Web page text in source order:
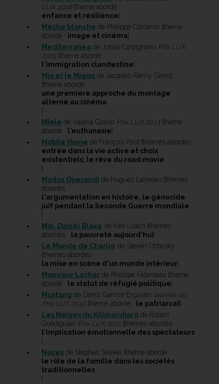
LUX 2016[thème abordé :
enfance et résilience]
Mèche blanche de Philippe Calderon [thème
abordé : image et cinéma]
Mediterranea de Jonas Carpignano Prix LUX
2015 [thème abordé :
l'immigration clandestine]
Mia et le Migou de Jacques-Rémy Girerd
[thème abordé :
une première approche du montage
alterné au cinéma
]
Miele de Valeria Golino Prix LUX 2013[thème
abordé : l'euthanasie]
Mobile Home de François Pirot [thèmes abordés :
entrée dans la vie active et choix
existentiels; le rêve du road movie
]
Modus Operandi de Hugues Lanneau [thèmes
abordés :
l'argumentation en histoire, le génocide
juif pendant la Seconde Guerre mondiale
]
Moi, Daniel Blake de Ken Loach [thèmes
abordés : la pauvreté aujourd'hui]
Le Monde de Charlie de Steven Chbosky
[thèmes abordés :
la mise en scène d'un monde intérieur]
Monsieur Lazhar de Philippe Falardeau [thème
abordé : le statut de réfugié politique]
Mustang de Deniz Gamze Ergüven lauréat du
Prix LUX 2015 [thème abordé : le patriarcat]
Les Neiges du Kilimandjaro de Robert
Guédiguian Prix LUX 2011 [thèmes abordés :
l'implication émotionnelle des spectateurs
]
Noces de Stephan Streker [thème abordé :
le rôle de la famille dans les sociétés
traditionnelles
]